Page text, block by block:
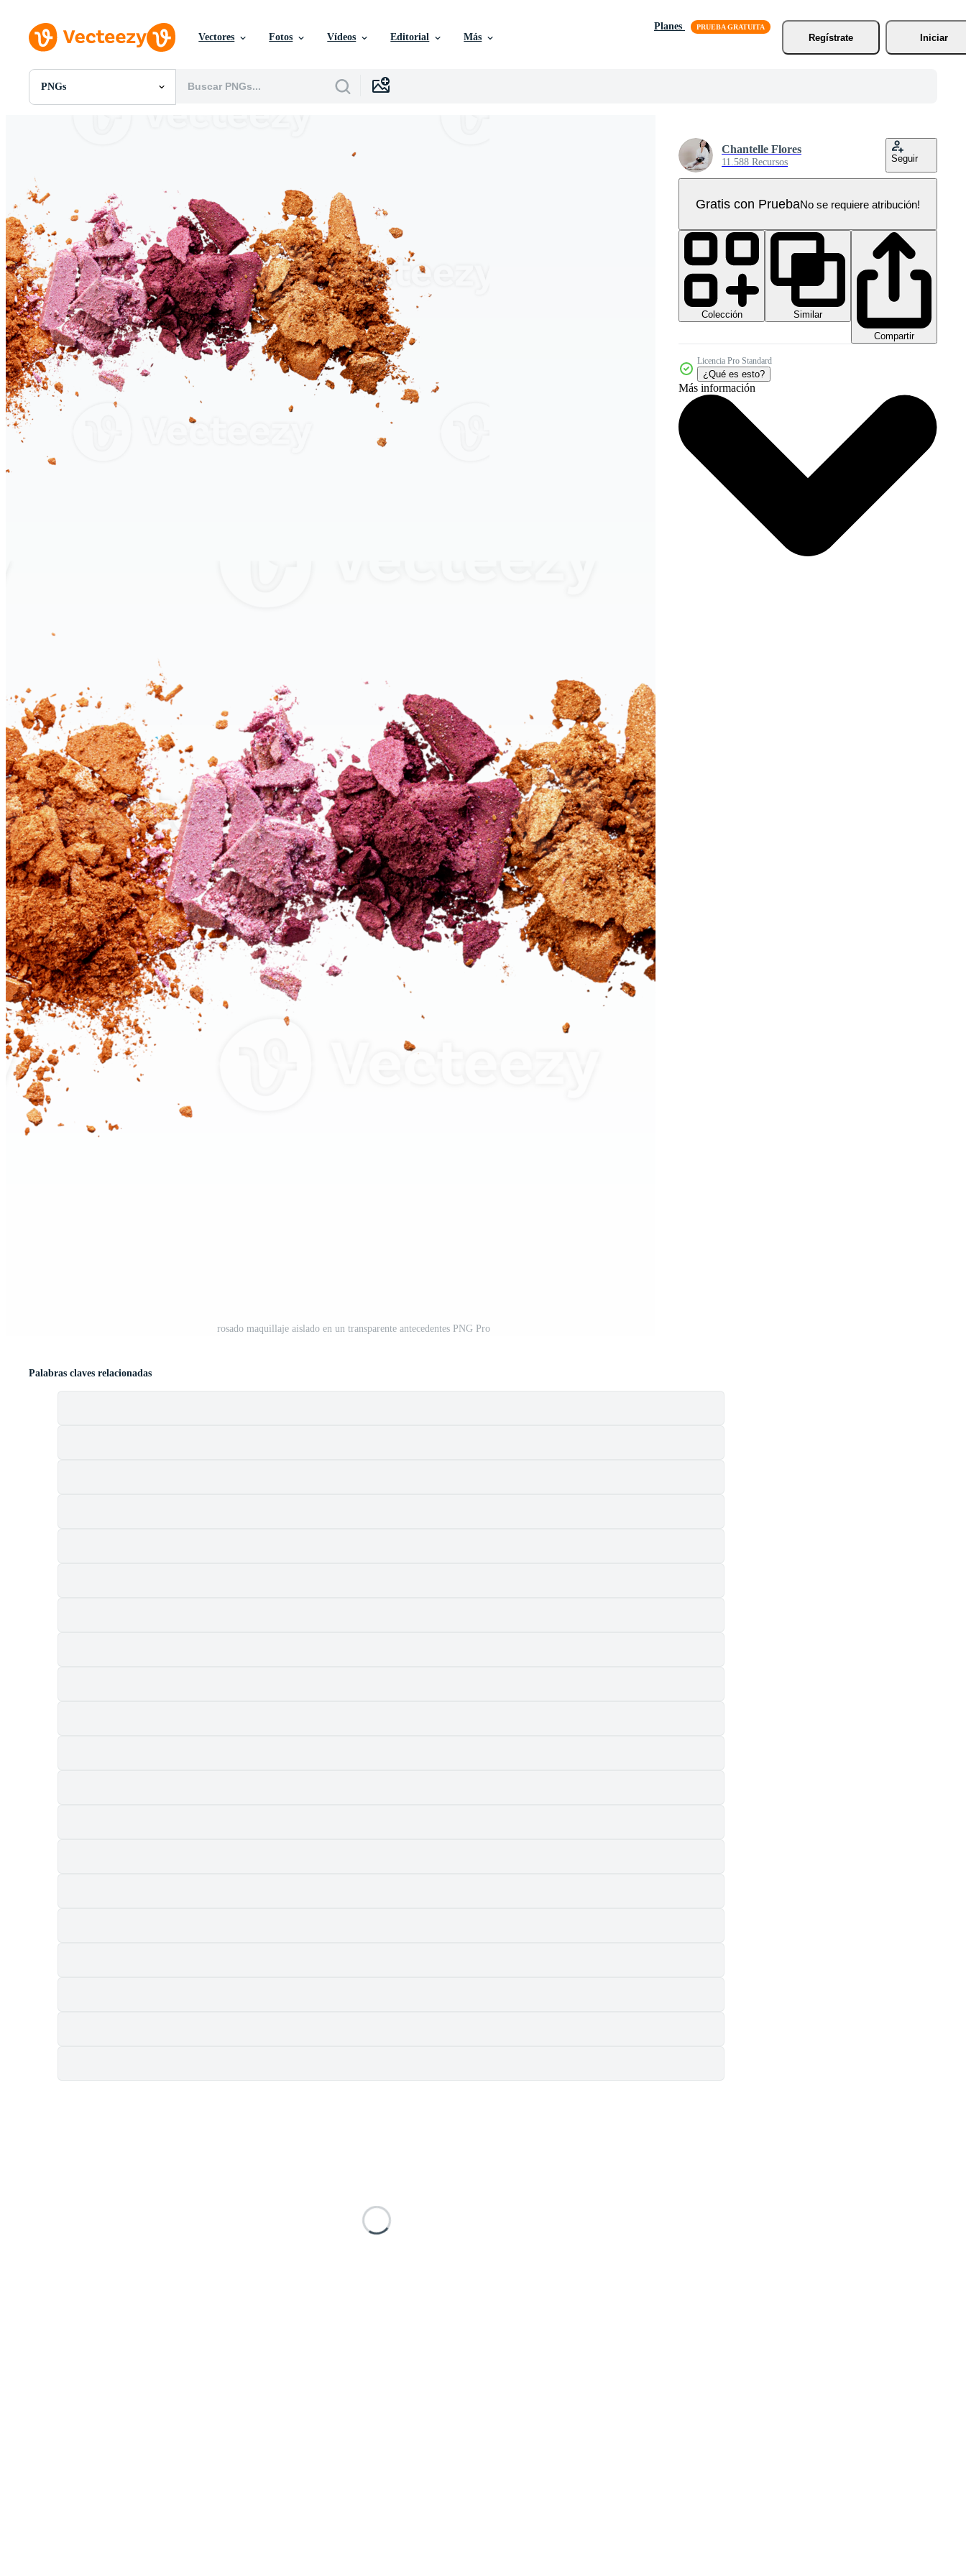
Vectores Fotos Vídeos Editorial Más
Planes
Regístrate
Iniciar
PNGs
Todas Imágenes
Videos
Gráficos en Movimiento
Imágenes Editoriales
Eventos Editoriales
rosado maquillaje aislado en un transparente antecedentes PNG Pro
Chantelle Flores
11.588 Recursos Seguir
Gratis con PruebaNo se requiere atribución!
Colección
Similar
Compartir
Licencia Pro Standard
¿Qué es esto?
Más información
Palabras claves relacionadas